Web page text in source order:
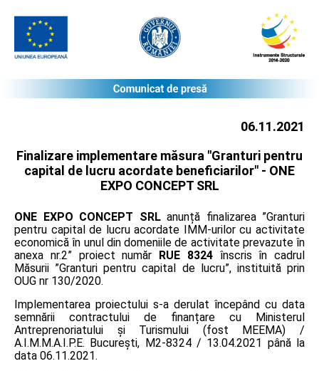
06.11.2021
Finalizare implementare măsura "Granturi pentru
capital de lucru acordate beneficiarilor" - ONE
EXPO CONCEPT SRL
ONE EXPO CONCEPT SRLanunță finalizarea ”Granturi
pentru capital de lucru acordate IMM-urilor cu activitate
economică în unul din domeniile de activitate prevazute în
anexa nr.2” proiect număr RUE 8324înscris în cadrul
Măsurii ”Granturi pentru capital de lucru”, instituită prin
OUG nr 130/2020.
Implementarea proiectului s-a derulat începând cu data
semnării contractului de finanțare cu Ministerul
Antreprenoriatului și Turismului (fost MEEMA) /
A.I.M.M.A.I.P.E. București, M2-8324 / 13.04.2021 până la
data 06.11.2021.